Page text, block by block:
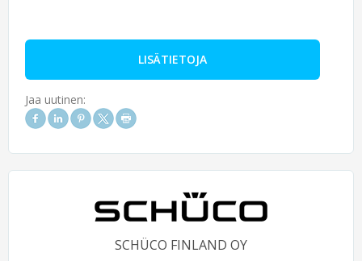
LISÄTIETOJA
Jaa uutinen:
SCHÜCO FINLAND OY